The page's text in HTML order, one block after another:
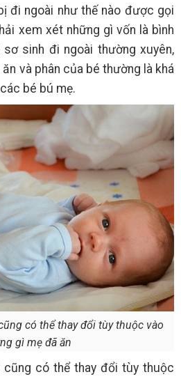
đi ngoài như thế nào được gọi
xem xét những gì vốn là bình
sinh đi ngoài thường xuyên,
và phân của bé thường là khá
bé bú mẹ.
có thể thay đổi tùy thuộc vào
gì mẹ đã ăn
cũng có thể thay đổi tùy thuộc